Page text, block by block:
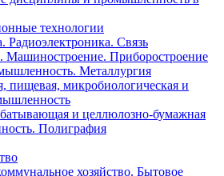
технологии
Радиоэлектроника. Связь
Машиностроение. Приборостроение
Металлургия
пищевая, микробиологическая и
и целлюлозно-бумажная
Полиграфия
хозяйство. Бытовое